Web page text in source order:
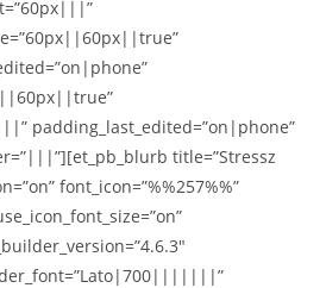
padding_last_edited=”on|phone”
title=”Stressz
font_icon=”%%257%%”